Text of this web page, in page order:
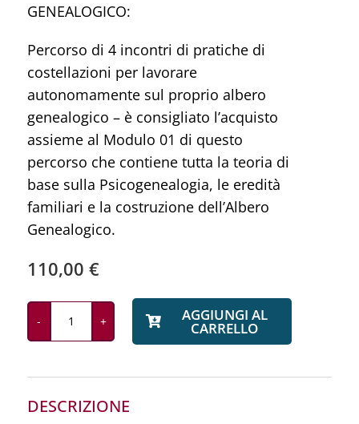
GENEALOGICO:
Percorso di 4 incontri di pratiche di
costellazioni per lavorare
autonomamente sul proprio albero
genealogico – è consigliato l’acquisto
assieme al Modulo 01 di questo
percorso che contiene tutta la teoria di
base sulla Psicogenealogia, le eredità
familiari e la costruzione dell’Albero
Genealogico.
110,00 €
Gli
dell'Amore
02
AGGIUNGI AL
CARRELLO
DESCRIZIONE